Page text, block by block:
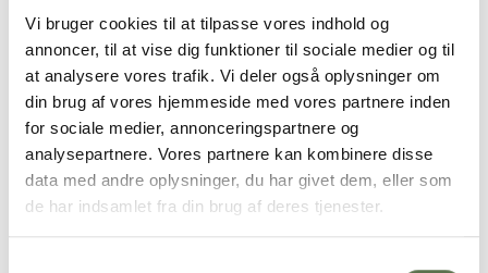
Vi bruger cookies til at tilpasse vores indhold og
annoncer, til at vise dig funktioner til sociale medier og til
at analysere vores trafik. Vi deler også oplysninger om
din brug af vores hjemmeside med vores partnere inden
for sociale medier, annonceringspartnere og
analysepartnere. Vores partnere kan kombinere disse
data med andre oplysninger, du har givet dem, eller som
de har indsamlet fra din brug af deres tjenester.
Dag 1
Rør surdejen ud i vandet, og tilsæt hvedemel, rugmel,
skårne rugkerner, solsikkekerner og salt.
Rør dejen sammen til den har konsistens ala havregrød.
Dæk dejen til, og lad den hvile minimum 12 timer, gerne 24
timer et køligt sted. Sæt den eventuelt på køl.
Dag 2
Tag 300 g surdej fra. Skal du bage indenfor 1-3 dage, så
tag fra med det samme. Skal du bage igen mellem 4 dage
og 2 uger, så tag fra efter du har kommet rugmel i.